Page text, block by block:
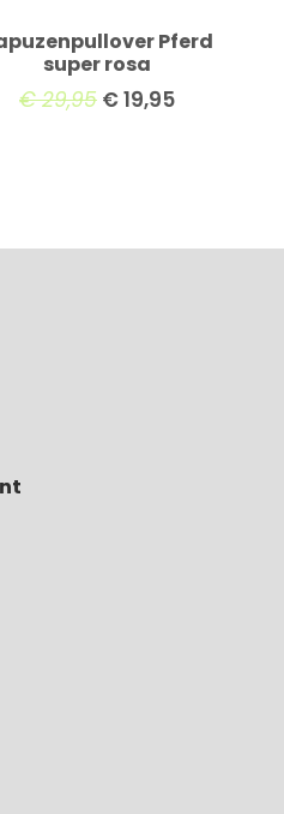
Pferd
super rosa
€29,95 €19,95